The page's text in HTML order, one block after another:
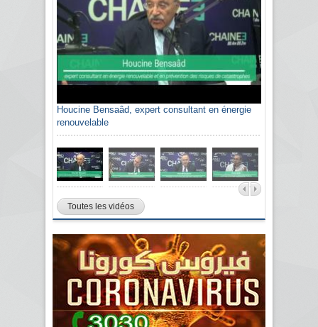
Sami Agli, président de la Confédération
algérienne du patronat citoyen CAPC
Toutes les vidéos